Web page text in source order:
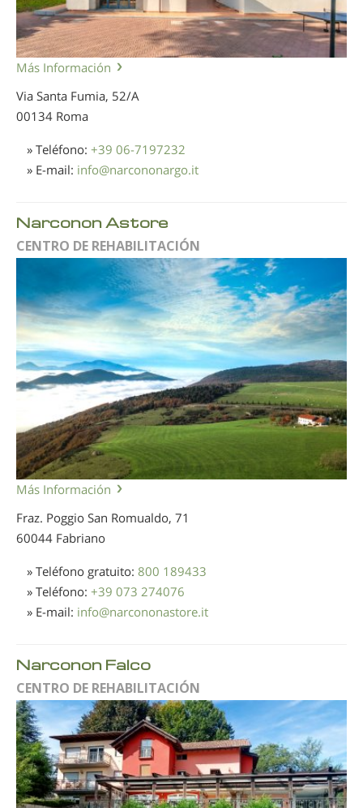
Más Información
Via Santa Fumia, 52/A
00134 Roma
» Teléfono: +39 06-7197232
» E-mail: info@narcononargo.it
Narconon Astore
CENTRO DE REHABILITACIÓN
Más Información
Fraz. Poggio San Romualdo, 71
60044 Fabriano
» Teléfono gratuito: 800 189433
» Teléfono: +39 073 274076
» E-mail: info@narcononastore.it
Narconon Falco
CENTRO DE REHABILITACIÓN